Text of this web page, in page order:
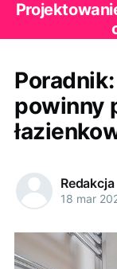
powinny
Redakcja
18 mar